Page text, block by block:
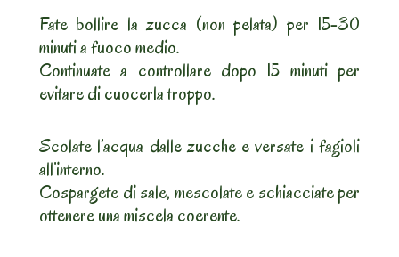
Fate bollire la zucca (non pelata) per 15-30
minuti a fuoco medio.
Continuate a controllare dopo 15 minuti per
evitare di cuocerla troppo.
Scolate l’acqua dalle zucche e versate i fagioli
all’interno.
Cospargete di sale, mescolate e schiacciate per
ottenere una miscela coerente.